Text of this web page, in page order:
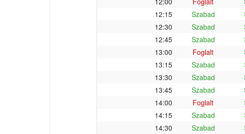
12:15
Szabad
12:30
Szabad
12:45
Szabad
13:00
Foglalt
13:15
Szabad
13:30
Szabad
13:45
Szabad
14:00
Foglalt
14:15
Szabad
14:30
Szabad